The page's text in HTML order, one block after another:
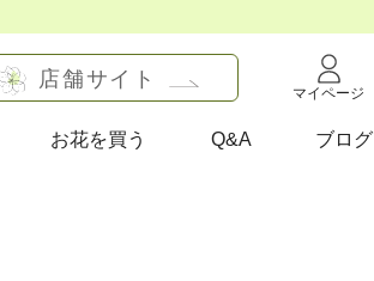
店舗サイト
マイページ
お花を買う Q&A ブログ